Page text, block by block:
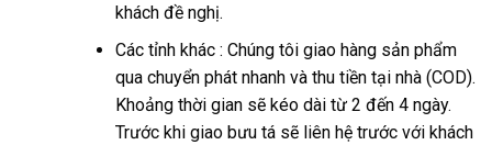
khách đề nghị.
Các tỉnh khác : Chúng tôi giao hàng sản phẩm
qua chuyển phát nhanh và thu tiền tại nhà (COD).
Khoảng thời gian sẽ kéo dài từ 2 đến 4 ngày.
Trước khi giao bưu tá sẽ liên hệ trước với khách